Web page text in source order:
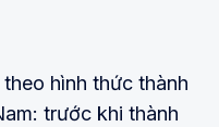
hình thức thành
trước khi thành